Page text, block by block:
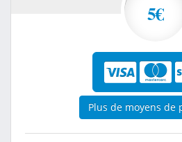
5€
Plus de moyens de